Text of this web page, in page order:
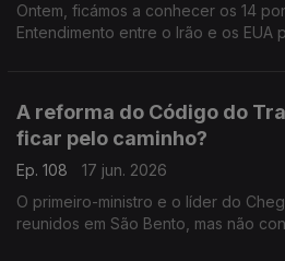
Ontem, ficámos a conhecer os 14
Entendimento entre o Irão e os EUA
A reforma do Código do
ficar pelo caminho?
Ep. 108
17 jun. 2026
O primeiro-ministro e o líder do
reunidos em São Bento, mas não